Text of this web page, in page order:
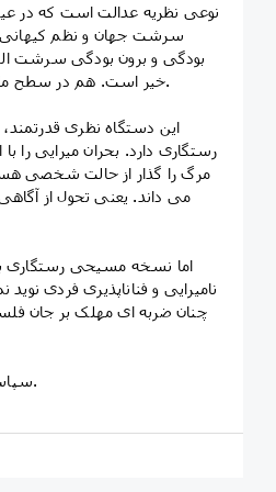
نوعی نظریه عدالت است که در
سرشت جهان و نظم کیهانی
بودگی و برون بودگی سرشت
خیر است. هم در سطح مادی هم در سطح ماورایی.
این دستگاه نظری
رستگاری دارد. بحران میرایی را
مرگ را گذار از حالت شخصی
می داند. یعنی تحول از
اما نسخه مسیحی رستگاری
نامیرایی و فناناپذیری فردی
چنان ضربه ای مهلک بر جان
سپاسگزارم که تعمق می کنید.